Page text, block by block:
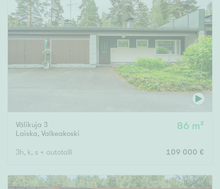
Välikuja 3
Laiska, Valkeakoski
86 m²
3h, k, s + autotalli 109 000 €